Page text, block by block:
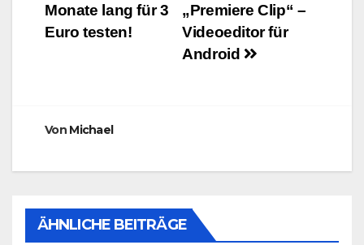
„Premiere Clip“ –
Videoeditor für
Android
Monate lang für 3
Euro testen!
Von Michael
ÄHNLICHE BEITRÄGE